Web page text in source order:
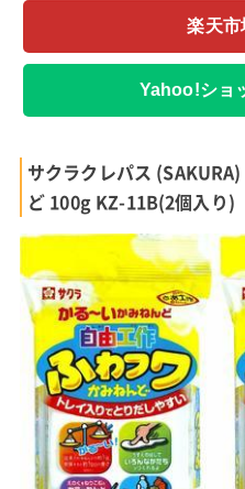
楽天市
Yahoo!ショ
サクラクレパス
ど 100g KZ-11B(2個入り)